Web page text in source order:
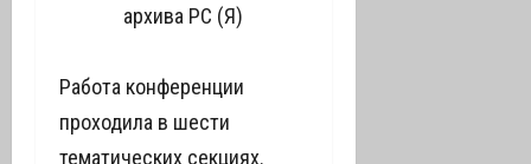
архива РС (Я)
Работа конференции
проходила в шести
тематических секциях.